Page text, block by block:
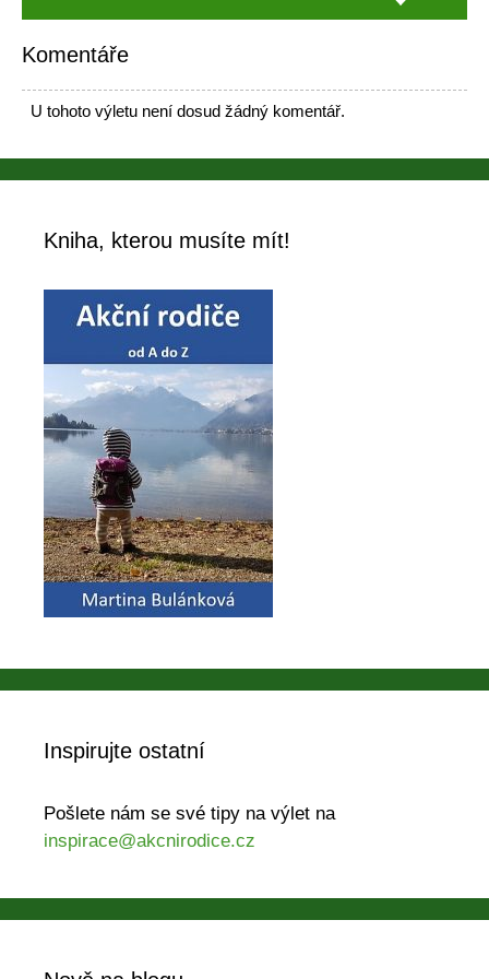
Komentáře
U tohoto výletu není dosud žádný komentář.
Kniha, kterou musíte mít!
Inspirujte ostatní
Pošlete nám se své tipy na výlet na
inspirace@akcnirodice.cz